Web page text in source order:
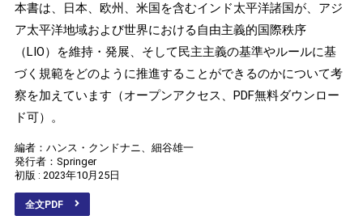
本書は、日本、欧州、米国を含むインド太平洋諸国が、アジ
ア太平洋地域および世界における自由主義的国際秩序
（LIO）を維持・発展、そして民主主義の基準やルールに基
づく規範をどのように推進することができるのかについて考
察を加えています（オープンアクセス、PDF無料ダウンロー
ド可）。
編者：ハンス・クンドナニ、細谷雄一
発行者：Springer
初版 : 2023年10月25日
全文PDF